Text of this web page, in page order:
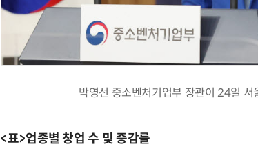
박영선 중소벤처기업부 장관이 24일
<표>업종별 창업 수 및 증감률